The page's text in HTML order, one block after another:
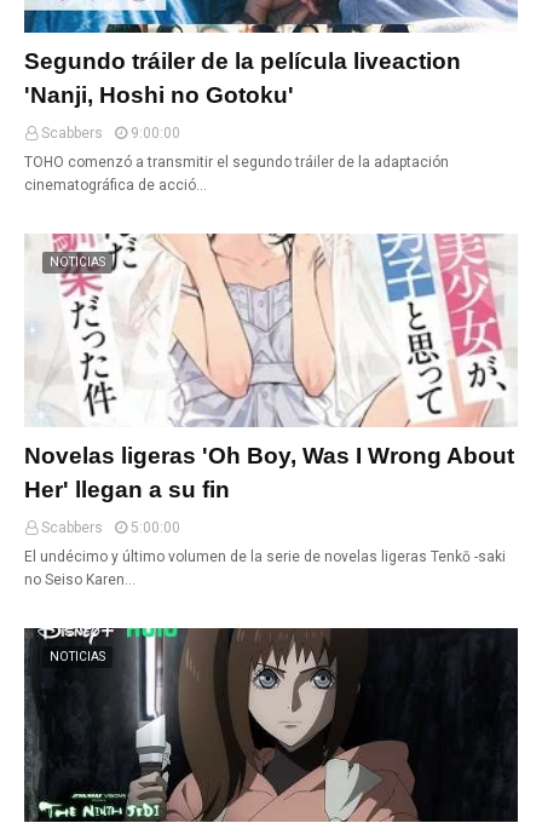
Segundo tráiler de la película liveaction
'Nanji, Hoshi no Gotoku'
Scabbers
9:00:00
TOHO comenzó a transmitir el segundo tráiler de la adaptación
cinematográfica de acció…
NOTICIAS
Novelas ligeras 'Oh Boy, Was I Wrong About
Her' llegan a su fin
Scabbers
5:00:00
El undécimo y último volumen de la serie de novelas ligeras Tenkō -saki
no Seiso Karen…
NOTICIAS